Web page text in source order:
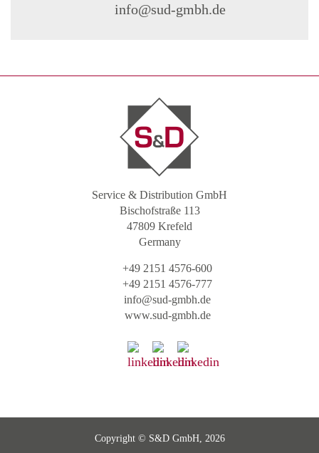
info@sud-gmbh.de
Service & Distribution GmbH
Bischofstraße 113
47809 Krefeld
Germany
+49 2151 4576-600
+49 2151 4576-777
info@sud-gmbh.de
www.sud-gmbh.de
Copyright © S&D GmbH, 2026